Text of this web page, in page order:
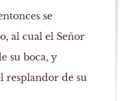
se
al cual el Señor
su boca, y
de su